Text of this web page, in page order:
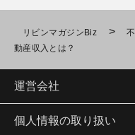
リビンマガジンBiz >
動産収入とは？
運営会社
個人情報の取り扱い